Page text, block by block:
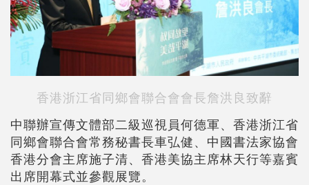
香港浙江省同鄉會聯合會會長詹洪良致辭
中聯辦宣傳文體部二級巡視員何德軍、香港浙江省
同鄉會聯合會常務秘書長車弘健、中國書法家協會
香港分會主席施子清、香港美協主席林天行等嘉賓
出席開幕式並參觀展覽。